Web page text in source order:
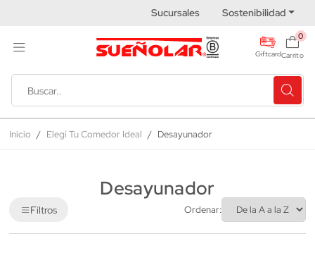
Sucursales Sostenibilidad
Giftcard
0
Carrito
Inicio Elegí Tu Comedor Ideal Desayunador
Desayunador
Filtros Ordenar: